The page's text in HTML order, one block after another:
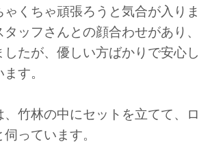
ゃくちゃ頑張ろうと気合が入りま
ッフさんとの顔合わせがあり、
たが、優しい方ばかりで安心し
す。
竹林の中にセットを立てて、ロ
っています。